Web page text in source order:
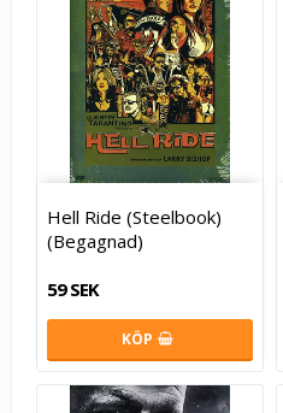
Hell Ride (Steelbook)
(Begagnad)
59 SEK
KÖP